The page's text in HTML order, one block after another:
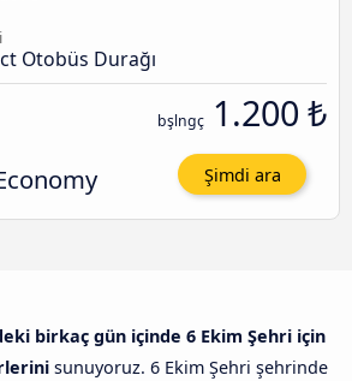
Otobüs Durağı
bşlngç 1.200 ₺
Şimdi ara
birkaç gün içinde 6 Ekim Şehri için
sunuyoruz. 6 Ekim Şehri şehrinde